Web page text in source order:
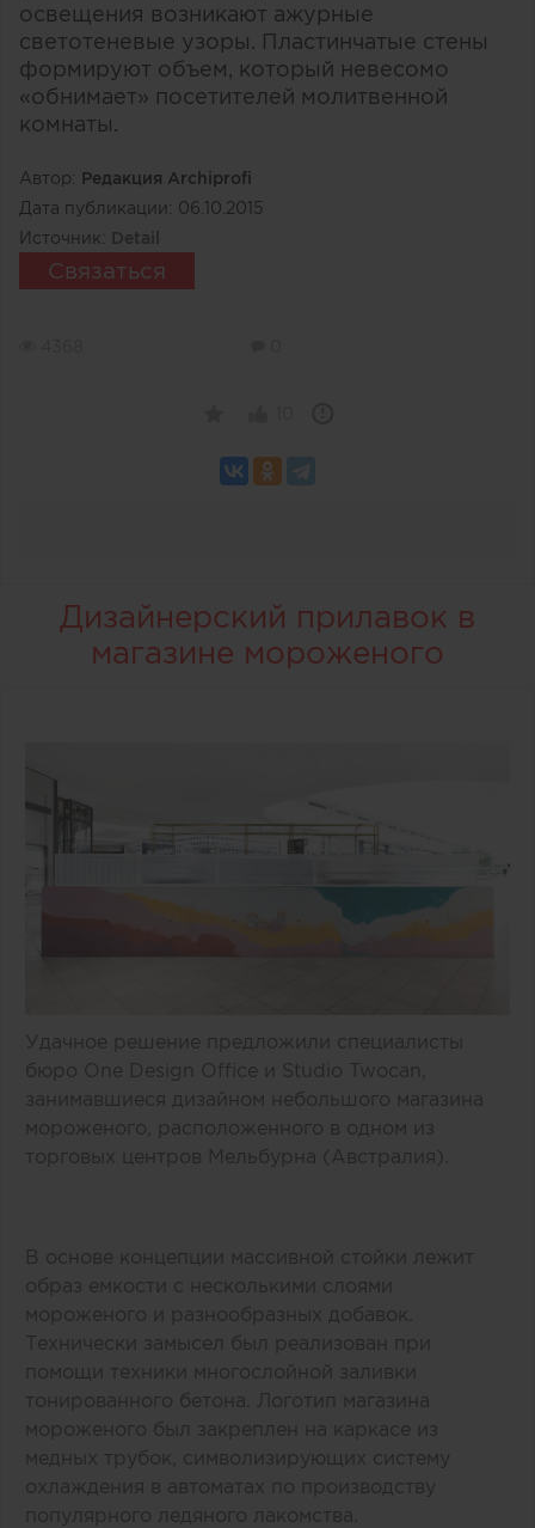
освещения возникают ажурные
светотеневые узоры. Пластинчатые стены
формируют объем, который невесомо
«обнимает» посетителей молитвенной
комнаты.
Автор: Редакция Archiprofi
Дата публикации: 06.10.2015
Источник: Detail
Связаться
Дизайнерский прилавок в
магазине мороженого
Удачное решение предложили специалисты
бюро One Design Office и Studio Twocan,
занимавшиеся дизайном небольшого магазина
мороженого, расположенного в одном из
торговых центров Мельбурна (Австралия).
В основе концепции массивной стойки лежит
образ емкости с несколькими слоями
мороженого и разнообразных добавок.
Технически замысел был реализован при
помощи техники многослойной заливки
тонированного бетона. Логотип магазина
мороженого был закреплен на каркасе из
медных трубок, символизирующих систему
охлаждения в автоматах по производству
популярного ледяного лакомства.